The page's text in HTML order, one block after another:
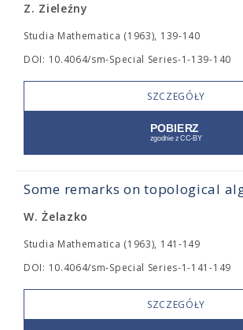
Z. Zieleźny
Studia Mathematica (1963), 139-140
DOI: 10.4064/sm-Special Series-1-139-140
SZCZEGÓŁY
Some remarks on topological
W. Żelazko
Studia Mathematica (1963), 141-149
DOI: 10.4064/sm-Special Series-1-141-149
SZCZEGÓŁY